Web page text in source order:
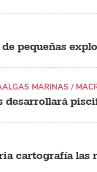
pequeñas
desarrollará
ALGAS MARINAS /
cartografía las